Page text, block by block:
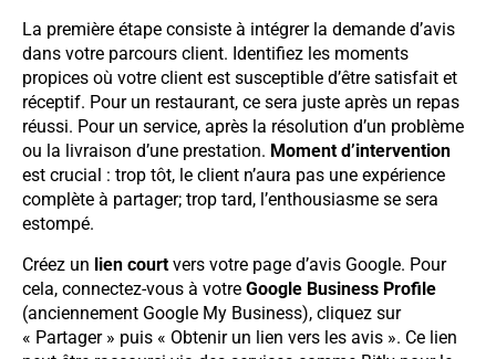
La première étape consiste à intégrer la demande d’avis
dans votre parcours client. Identifiez les moments
propices où votre client est susceptible d’être satisfait et
réceptif. Pour un restaurant, ce sera juste après un repas
réussi. Pour un service, après la résolution d’un problème
ou la livraison d’une prestation. Moment d’intervention
est crucial : trop tôt, le client n’aura pas une expérience
complète à partager; trop tard, l’enthousiasme se sera
estompé.
Créez un lien court vers votre page d’avis Google. Pour
cela, connectez-vous à votre Google Business Profile
(anciennement Google My Business), cliquez sur
« Partager » puis « Obtenir un lien vers les avis ». Ce lien